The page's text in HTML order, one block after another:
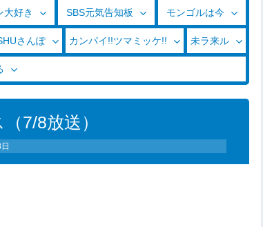
大好き SBS元気告知板 モンゴルは今
さんぽ カンパイ!!ツマミッケ!! 未ラ来ル
7/8放送）